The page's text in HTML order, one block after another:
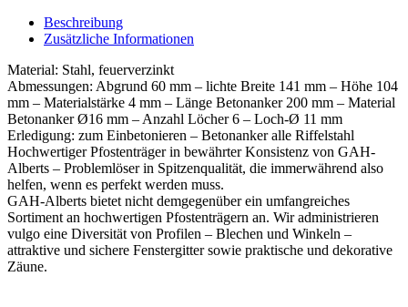
Beschreibung
Zusätzliche Informationen
Material: Stahl, feuerverzinkt
Abmessungen: Abgrund 60 mm – lichte Breite 141 mm – Höhe 104
mm – Materialstärke 4 mm – Länge Betonanker 200 mm – Material
Betonanker Ø16 mm – Anzahl Löcher 6 – Loch-Ø 11 mm
Erledigung: zum Einbetonieren – Betonanker alle Riffelstahl
Hochwertiger Pfostenträger in bewährter Konsistenz von GAH-
Alberts – Problemlöser in Spitzenqualität, die immerwährend also
helfen, wenn es perfekt werden muss.
GAH-Alberts bietet nicht demgegenüber ein umfangreiches
Sortiment an hochwertigen Pfostenträgern an. Wir administrieren
vulgo eine Diversität von Profilen – Blechen und Winkeln –
attraktive und sichere Fenstergitter sowie praktische und dekorative
Zäune.